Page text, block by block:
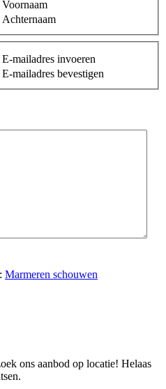
Voornaam
Achternaam
E-mailadres invoeren
E-mailadres bevestigen
Marmeren schouwen
ons aanbod op locatie! Helaas